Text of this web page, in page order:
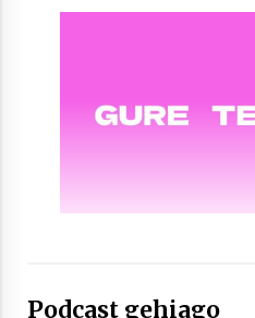
2021/06/30
Podcast gehiago